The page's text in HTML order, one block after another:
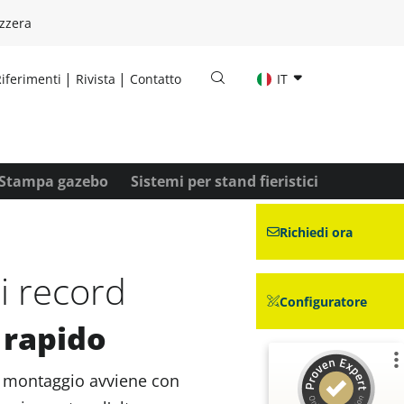
Rivista Contatto IT
gazebo Sistemi per stand fieristici
record
avviene con
Recensioni ed esperienze dei clienti per
Richiedi ora
Configuratore